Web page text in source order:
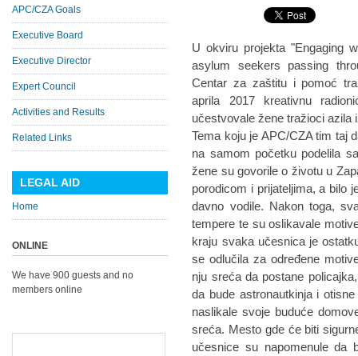
U okviru projekta "Engaging
asylum seekers passing
Centar za zaštitu i pomoć
aprila 2017 kreativnu
učestvovale žene tražioci azila
Tema koju je APC/CZA tim taj
na samom početku podelila
žene su govorile o životu u
porodicom i prijateljima, a bilo
davno vodile. Nakon toga,
tempere te su oslikavale
kraju svaka učesnica je
se odlučila za određene
nju sreća da postane
da bude astronautkinja i
naslikale svoje buduće
sreća. Mesto gde će biti
učesnice su napomenule
APC/CZA Goals
Executive Board
Executive Director
Expert Council
Activities and Results
Related Links
LEGAL AID
Home
ONLINE
We have 900 guests and no
members online